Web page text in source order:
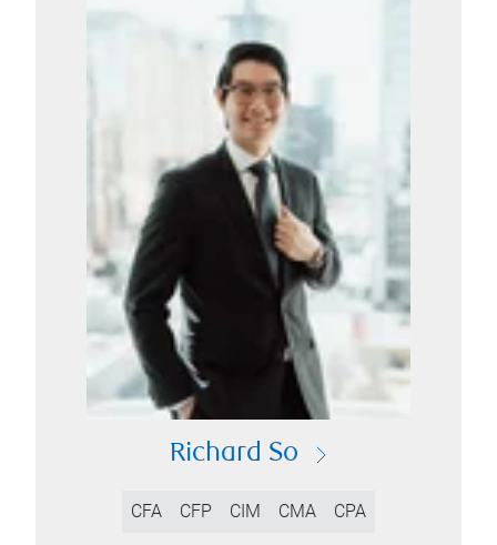
Richard So
CFA CFP CIM CMA CPA